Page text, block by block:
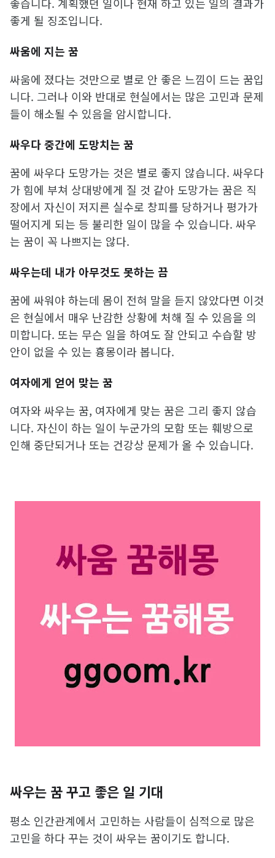
좋습니다. 계획했던 일이나 현재 하고 있는 일의 결과가
좋게 될 징조입니다.
싸움에 지는 꿈
싸움에 졌다는 것만으로 별로 안 좋은 느낌이 드는 꿈입
니다. 그러나 이와 반대로 현실에서는 많은 고민과 문제
들이 해소될 수 있음을 암시합니다.
싸우다 중간에 도망치는 꿈
꿈에 싸우다 도망가는 것은 별로 좋지 않습니다. 싸우다
가 힘에 부쳐 상대방에게 질 것 같아 도망가는 꿈은 직
장에서 자신이 저지른 실수로 창피를 당하거나 평가가
떨어지게 되는 등 불리한 일이 많을 수 있습니다. 싸우
는 꿈이 꼭 나쁘지는 않다.
싸우는데 내가 아무것도 못하는 끔
꿈에 싸워야 하는데 몸이 전혀 말을 듣지 않았다면 이것
은 현실에서 매우 난감한 상황에 처해 질 수 있음을 의
미합니다. 또는 무슨 일을 하여도 잘 안되고 수습할 방
안이 없을 수 있는 흉몽이라 봅니다.
여자에게 얻어 맞는 꿈
여자와 싸우는 꿈, 여자에게 맞는 꿈은 그리 좋지 않습
니다. 자신이 하는 일이 누군가의 모함 또는 훼방으로
인해 중단되거나 또는 건강상 문제가 올 수 있습니다.
싸우는 꿈 꾸고 좋은 일 기대
평소 인간관계에서 고민하는 사람들이 심적으로 많은
고민을 하다 꾸는 것이 싸우는 꿈이기도 합니다.